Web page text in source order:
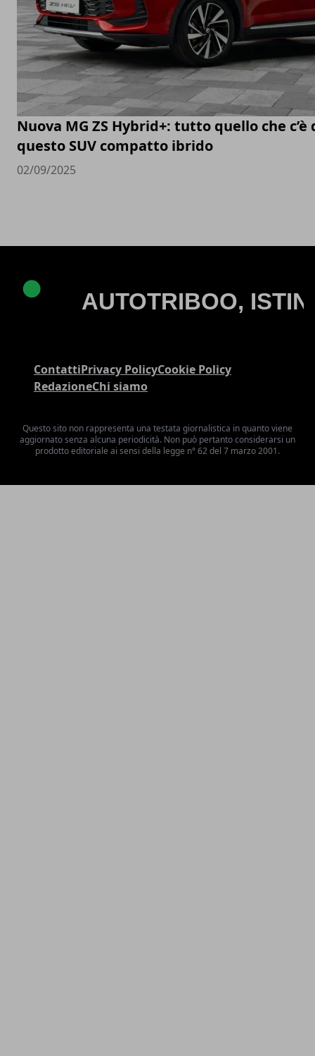
Nuova MG ZS Hybrid+: tutto quello che c’è
questo SUV compatto ibrido
02/09/2025
ContattiPrivacy PolicyCookie Policy
RedazioneChi siamo
Questo sito non rappresenta una testata giornalistica in quanto viene
aggiornato senza alcuna periodicità. Non può pertanto considerarsi un
prodotto editoriale ai sensi della legge n° 62 del 7 marzo 2001.